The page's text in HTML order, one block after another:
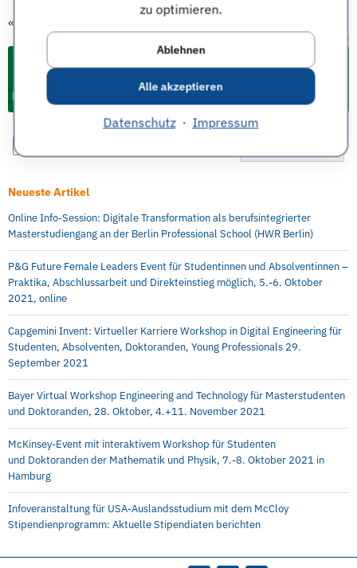
zu optimieren.
Ablehnen
Alle akzeptieren
Datenschutz· Impressum
«
nächster Termin
»
Events & Termine für Studium und Karriere
Neueste Artikel
Online Info-Session: Digitale Transformation als berufsintegrierter
Masterstudiengang an der Berlin Professional School (HWR Berlin)
P&G Future Female Leaders Event für Studentinnen und Absolventinnen –
Praktika, Abschlussarbeit und Direkteinstieg möglich, 5.-6. Oktober
2021, online
Capgemini Invent: Virtueller Karriere Workshop in Digital Engineering für
Studenten, Absolventen, Doktoranden, Young Professionals 29.
September 2021
Bayer Virtual Workshop Engineering and Technology für Masterstudenten
und Doktoranden, 28. Oktober, 4.+11. November 2021
McKinsey-Event mit interaktivem Workshop für Studenten
und Doktoranden der Mathematik und Physik, 7.-8. Oktober 2021 in
Hamburg
Infoveranstaltung für USA-Auslandsstudium mit dem McCloy
Stipendienprogramm: Aktuelle Stipendiaten berichten